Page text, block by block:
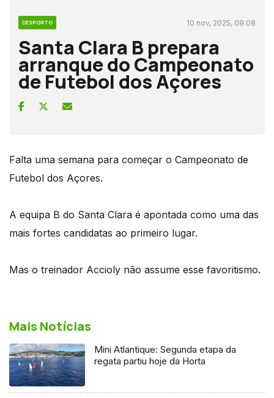
DESPORTO 10 nov, 2025, 09:08
Santa Clara B prepara
arranque do Campeonato
de Futebol dos Açores
Falta uma semana para começar o Campeonato de
Futebol dos Açores.
A equipa B do Santa Clara é apontada como uma das
mais fortes candidatas ao primeiro lugar.
Mas o treinador Accioly não assume esse favoritismo.
Mais Notícias
Mini Atlantique: Segunda etapa da
regata partiu hoje da Horta